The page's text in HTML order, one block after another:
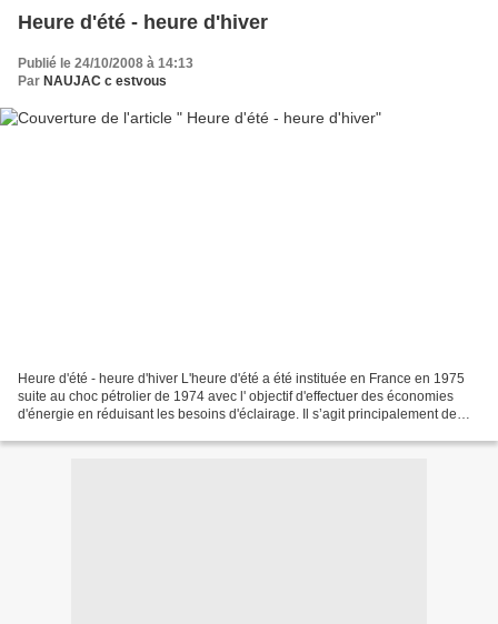
Heure d'été - heure d'hiver
Publié le 24/10/2008 à 14:13
Par NAUJAC c estvous
Heure d'été - heure d'hiver L'heure d'été a été instituée en France en 1975
suite au choc pétrolier de 1974 avec l' objectif d'effectuer des économies
d'énergie en réduisant les besoins d'éclairage. Il s’agit principalement de